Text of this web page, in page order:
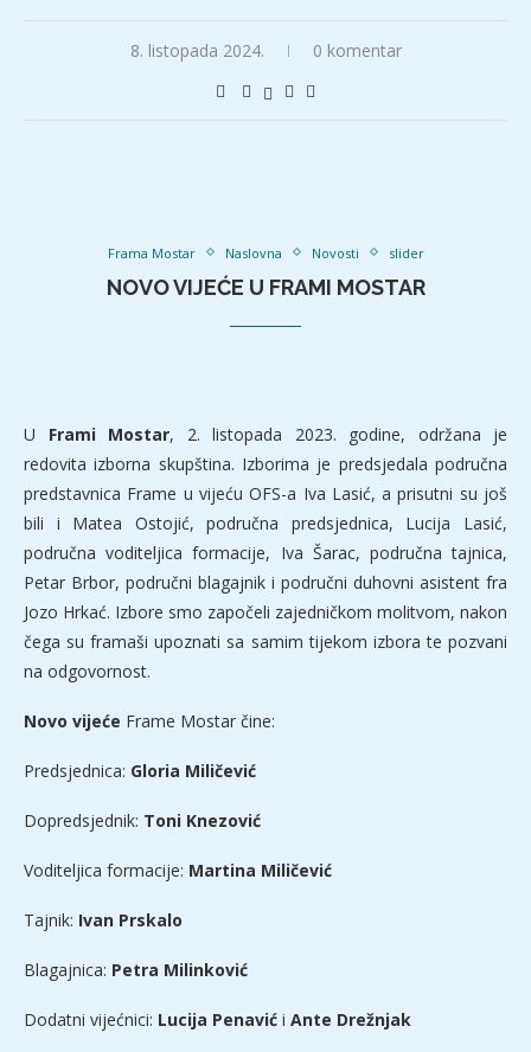
8. listopada 2024. 0 komentar
Frama Mostar Naslovna Novosti slider
NOVO VIJEĆE U FRAMI MOSTAR
U Frami Mostar, 2. listopada 2023. godine, održana je
redovita izborna skupština. Izborima je predsjedala područna
predstavnica Frame u vijeću OFS-a Iva Lasić, a prisutni su još
bili i Matea Ostojić, područna predsjednica, Lucija Lasić,
područna voditeljica formacije, Iva Šarac, područna tajnica,
Petar Brbor, područni blagajnik i područni duhovni asistent fra
Jozo Hrkać. Izbore smo započeli zajedničkom molitvom, nakon
čega su framaši upoznati sa samim tijekom izbora te pozvani
na odgovornost.
Novo vijeće Frame Mostar čine:
Predsjednica: Gloria Miličević
Dopredsjednik: Toni Knezović
Voditeljica formacije: Martina Miličević
Tajnik: Ivan Prskalo
Blagajnica: Petra Milinković
Dodatni vijećnici: Lucija Penavić i Ante Drežnjak